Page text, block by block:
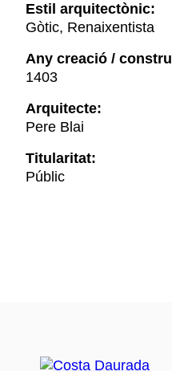
Estil arquitectònic:
Gòtic, Renaixentista
Any creació /
1403
Arquitecte:
Pere Blai
Titularitat:
Públic